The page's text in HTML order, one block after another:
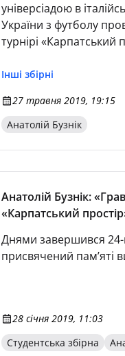
універсіадою в
України з футболу
турнірі «Карпатський
дислокуватимемося в
України Анатолій
Плануємо ще раз
Інші збірні
27 травня 2019, 19:15
Анатолій Бузнік
Анатолій Бузнік:
«Карпатський
Днями завершився 24-
присвячений пам’яті
28 січня 2019, 11:03
Студентська збірна